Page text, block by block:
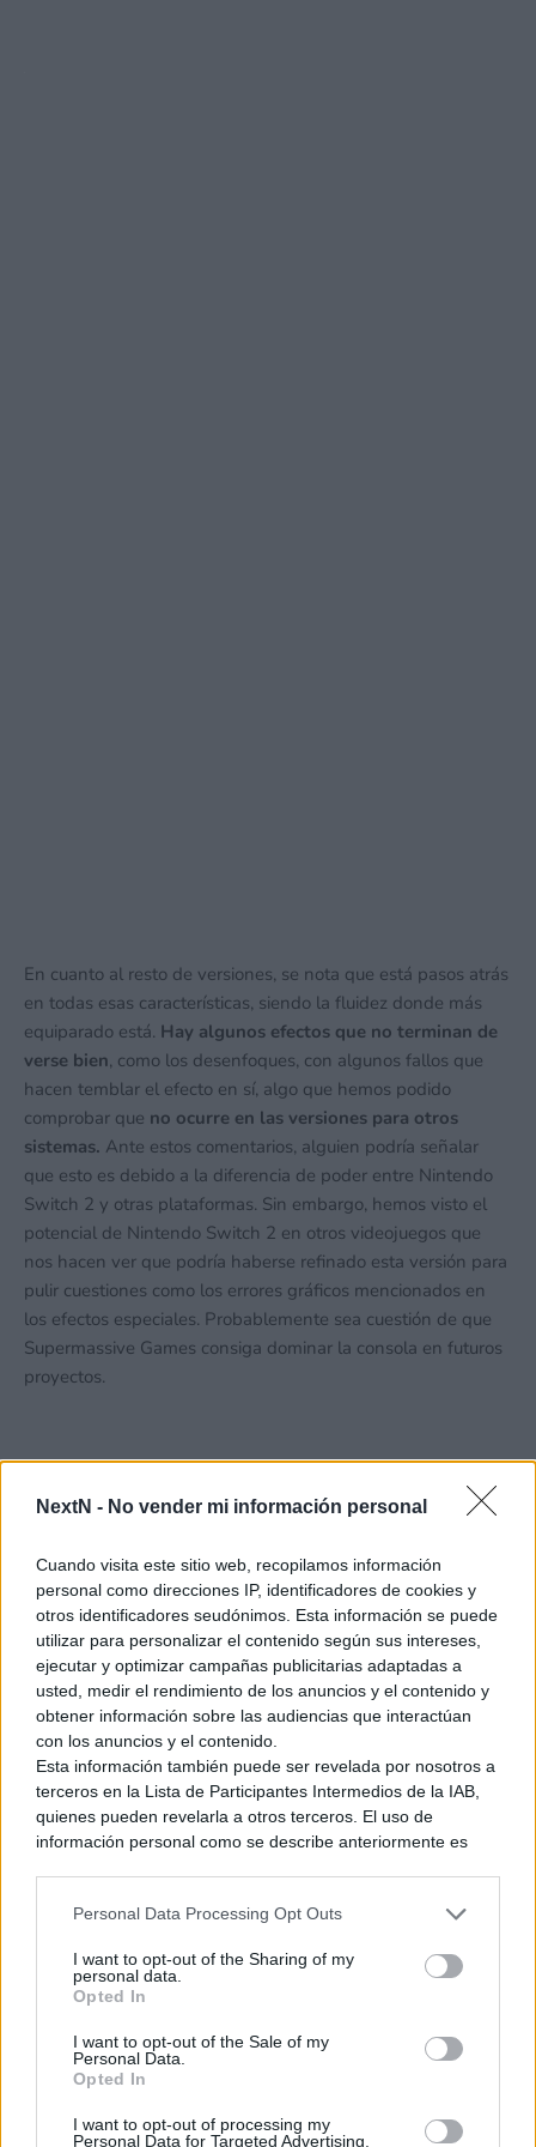
NextN - No vender mi información personal
Cuando visita este sitio web, recopilamos información
personal como direcciones IP, identificadores de cookies y
otros identificadores seudónimos. Esta información se puede
utilizar para personalizar el contenido según sus intereses,
ejecutar y optimizar campañas publicitarias adaptadas a
usted, medir el rendimiento de los anuncios y el contenido y
obtener información sobre las audiencias que interactúan
con los anuncios y el contenido.
Esta información también puede ser revelada por nosotros a
terceros en la Lista de Participantes Intermedios de la IAB,
quienes pueden revelarla a otros terceros. El uso de
información personal como se describe anteriormente es
generamos contenido relevante para nuestra audiencia.
recopilación y uso de datos en nuestra Política de
Privacidad.
terceros por nuestra parte, utilice la siguiente opción de
exclusión y confirme su selección. Tenga en cuenta que
después de que se procese su solicitud de exclusión, es
posible que continúe viendo anuncios basados en intereses
basados en la información personal utilizada por nosotros o
Personal Data Processing Opt Outs
I want to opt-out of the Sharing of my
personal data.
Opted In
I want to opt-out of the Sale of my
Personal Data.
Opted In
I want to opt-out of processing my
Personal Data for Targeted Advertising.
En cuanto al resto de versiones, se nota que está pasos atrás
en todas esas características, siendo la fluidez donde más
equiparado está. Hay algunos efectos que no terminan de
verse bien, como los desenfoques, con algunos fallos que
hacen temblar el efecto en sí, algo que hemos podido
comprobar que no ocurre en las versiones para otros
sistemas. Ante estos comentarios, alguien podría señalar
que esto es debido a la diferencia de poder entre Nintendo
Switch 2 y otras plataformas. Sin embargo, hemos visto el
potencial de Nintendo Switch 2 en otros videojuegos que
nos hacen ver que podría haberse refinado esta versión para
pulir cuestiones como los errores gráficos mencionados en
los efectos especiales. Probablemente sea cuestión de que
Supermassive Games consiga dominar la consola en futuros
proyectos.
En cuanto al sonido esta Enhanced Edition gana en
profundidad, algo que puedes notar si dispones de un
PCM lineal 5.1. vía HDMI, o bien con unos auriculares